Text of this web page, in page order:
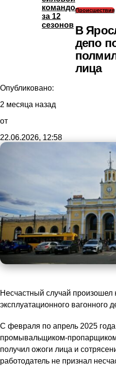
командой
за 12
сезонов
Происшествия
В
депо
лица
Опубликовано:
2 месяца назад
от
22.06.2026, 12:58
Несчастный случай произошел
эксплуатационного вагонного
С февраля по апрель 2025
промывальщиком-
получил ожоги лица и
работодатель не признал